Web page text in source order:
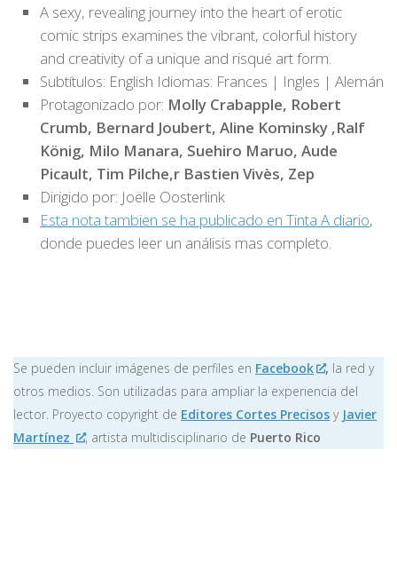
A sexy, revealing journey into the heart of erotic
comic strips examines the vibrant, colorful history
and creativity of a unique and risqué art form.
Subtítulos: English Idiomas: Frances | Ingles | Alemán
Protagonizado por: Molly Crabapple, Robert
Crumb, Bernard Joubert, Aline Kominsky ,Ralf
König, Milo Manara, Suehiro Maruo, Aude
Picault, Tim Pilche,r Bastien Vivès, Zep
Dirigido por: Joëlle Oosterlink
Esta nota tambien se ha publicado en Tinta A diario,
donde puedes leer un análisis mas completo.
Se pueden incluir imágenes de perfiles en Facebook , la red y
otros medios. Son utilizadas para ampliar la experiencia del
lector. Proyecto copyright de Editores Cortes Precisos y Javier
Martínez
, artista multidisciplinario de Puerto Rico